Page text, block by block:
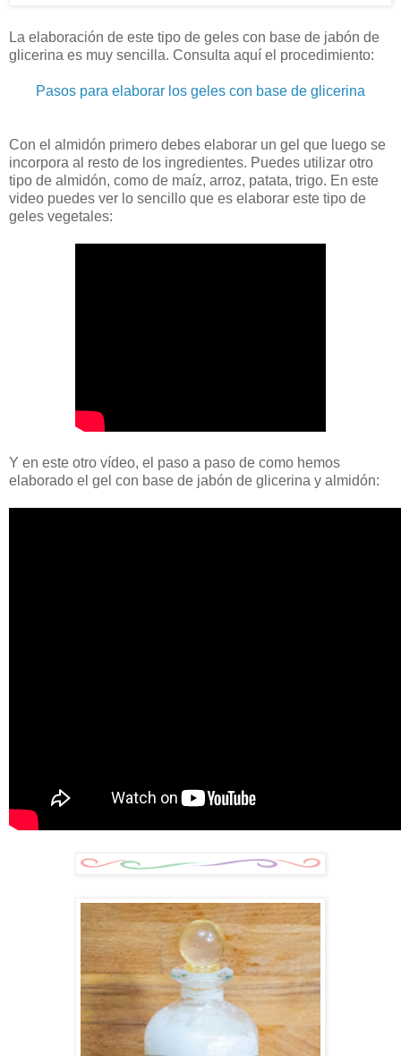
La elaboración de este tipo de geles con base de jabón de
glicerina es muy sencilla. Consulta aquí el procedimiento:
Pasos para elaborar los geles con base de glicerina
Con el almidón primero debes elaborar un gel que luego se
incorpora al resto de los ingredientes. Puedes utilizar otro
tipo de almidón, como de maíz, arroz, patata, trigo. En este
video puedes ver lo sencillo que es elaborar este tipo de
geles vegetales:
Y en este otro vídeo, el paso a paso de como hemos
elaborado el gel con base de jabón de glicerina y almidón: